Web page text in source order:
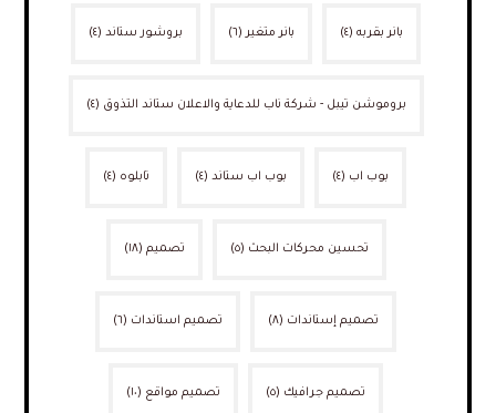
بانر بقربه (٤) بانر متغير (٦) بروشور ستاند (٤)
بروموشن تيبل - شركة ناب للدعاية والاعلان ستاند التذوق (٤)
بوب اب (٤) بوب اب ستاند (٤) تابلوه (٤)
تحسين محركات البحث (٥) تصميم (١٨)
تصميم إستاندات (٨) تصميم استاندات (٦)
تصميم جرافيك (٥) تصميم مواقع (١٠)